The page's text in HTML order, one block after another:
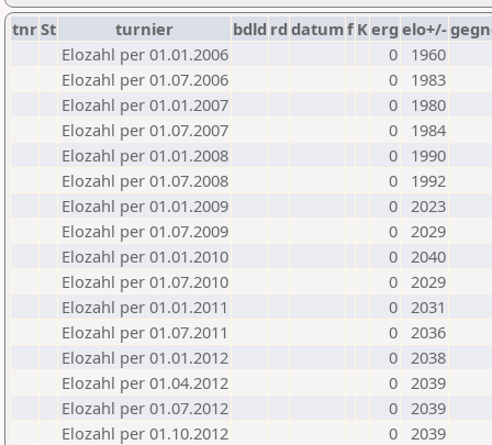
tnrSt turnier bdld rd datumf Kerg elo+/-
Elozahl per 01.01.2006
0
1960
Elozahl per 01.07.2006
0
1983
Elozahl per 01.01.2007
0
1980
Elozahl per 01.07.2007
0
1984
Elozahl per 01.01.2008
0
1990
Elozahl per 01.07.2008
0
1992
Elozahl per 01.01.2009
0 2023
Elozahl per 01.07.2009
0 2029
Elozahl per 01.01.2010
0 2040
Elozahl per 01.07.2010
0 2029
Elozahl per 01.01.2011
0 2031
Elozahl per 01.07.2011
0 2036
Elozahl per 01.01.2012
0 2038
Elozahl per 01.04.2012
0 2039
Elozahl per 01.07.2012
0 2039
Elozahl per 01.10.2012
0 2039